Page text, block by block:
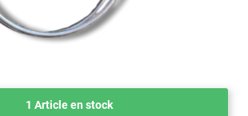
1 Article en stock